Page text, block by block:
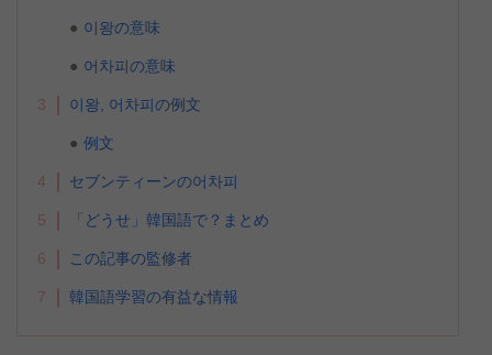
이왕の意味
어차피の意味
3 이왕, 어차피の例文
例文
4 セブンティーンの어차피
5 「どうせ」韓国語で？まとめ
6 この記事の監修者
7 韓国語学習の有益な情報